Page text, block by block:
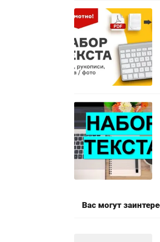
Вас могут